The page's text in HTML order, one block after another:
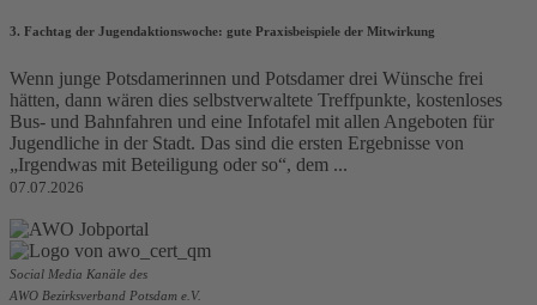
3. Fachtag der Jugendaktionswoche: gute Praxisbeispiele der Mitwirkung
Wenn junge Potsdamerinnen und Potsdamer drei Wünsche frei
hätten, dann wären dies selbstverwaltete Treffpunkte, kostenloses
Bus- und Bahnfahren und eine Infotafel mit allen Angeboten für
Jugendliche in der Stadt. Das sind die ersten Ergebnisse von
„Irgendwas mit Beteiligung oder so“, dem ...
07.07.2026
Social Media Kanäle des
AWO Bezirksverband Potsdam e.V.